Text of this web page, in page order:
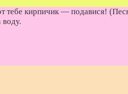
тебе кирпичик — подавися!